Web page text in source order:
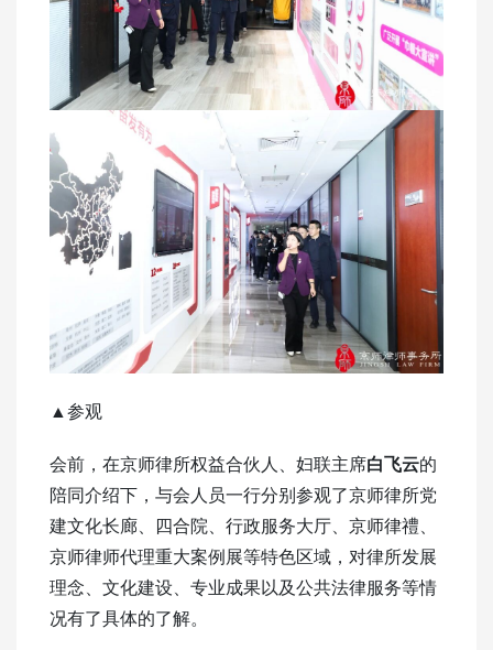
▲参观
会前，在京师律所权益合伙人、妇联主席白飞云的
陪同介绍下，与会人员一行分别参观了京师律所党
建文化长廊、四合院、行政服务大厅、京师律禮、
京师律师代理重大案例展等特色区域，对律所发展
理念、文化建设、专业成果以及公共法律服务等情
况有了具体的了解。